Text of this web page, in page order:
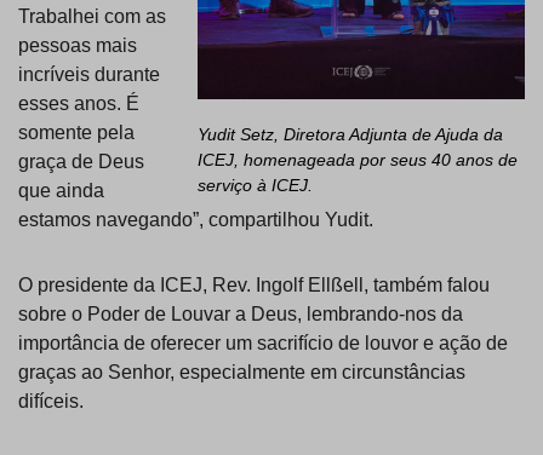
Yudit Setz, Diretora Adjunta de Ajuda da
ICEJ, homenageada por seus 40 anos de
serviço à ICEJ.
Trabalhei com as
pessoas mais
incríveis durante
esses anos. É
somente pela
graça de Deus
que ainda
estamos navegando”, compartilhou Yudit.
O presidente da ICEJ, Rev. Ingolf Ellßell, também falou
sobre o Poder de Louvar a Deus, lembrando-nos da
importância de oferecer um sacrifício de louvor e ação de
graças ao Senhor, especialmente em circunstâncias
difíceis.